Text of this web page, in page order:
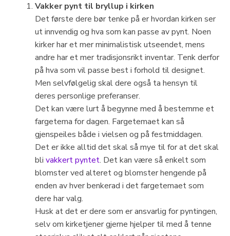
Vakker pynt til bryllup i kirken
Det første dere bør tenke på er hvordan kirken ser
ut innvendig og hva som kan passe av pynt. Noen
kirker har et mer minimalistisk utseendet, mens
andre har et mer tradisjonsrikt inventar. Tenk derfor
på hva som vil passe best i forhold til designet.
Men selvfølgelig skal dere også ta hensyn til
deres personlige preferanser.
Det kan være lurt å begynne med å bestemme et
fargetema for dagen. Fargetemaet kan så
gjenspeiles både i vielsen og på festmiddagen.
Det er ikke alltid det skal så mye til for at det skal
bli vakkert pyntet. Det kan være så enkelt som
blomster ved alteret og blomster hengende på
enden av hver benkerad i det fargetemaet som
dere har valg.
Husk at det er dere som er ansvarlig for pyntingen,
selv om kirketjener gjerne hjelper til med å tenne